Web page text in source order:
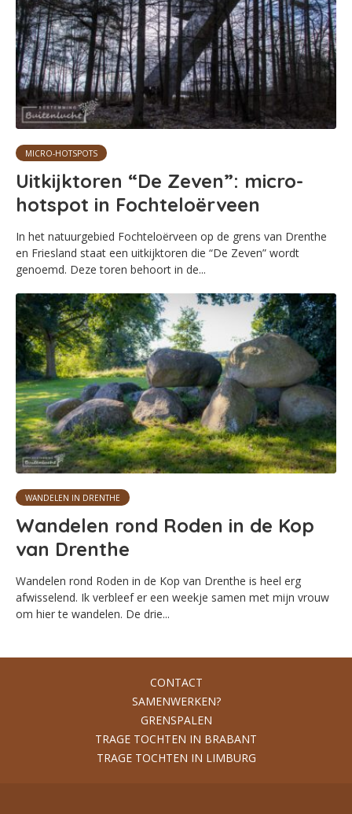
MICRO-HOTSPOTS
Uitkijktoren “De Zeven”: micro-
hotspot in Fochteloërveen
In het natuurgebied Fochteloërveen op de grens van Drenthe
en Friesland staat een uitkijktoren die “De Zeven” wordt
genoemd. Deze toren behoort in de...
WANDELEN IN DRENTHE
Wandelen rond Roden in de Kop
van Drenthe
Wandelen rond Roden in de Kop van Drenthe is heel erg
afwisselend. Ik verbleef er een weekje samen met mijn vrouw
om hier te wandelen. De drie...
CONTACT
SAMENWERKEN?
GRENSPALEN
TRAGE TOCHTEN IN BRABANT
TRAGE TOCHTEN IN LIMBURG